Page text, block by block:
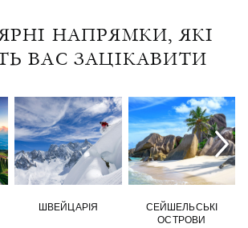
НАПРЯМКИ, ЯКІ
ВАС ЗАЦІКАВИТИ
ШВЕЙЦАРІЯ
СЕЙШЕЛЬСЬКІ
ОСТРОВИ